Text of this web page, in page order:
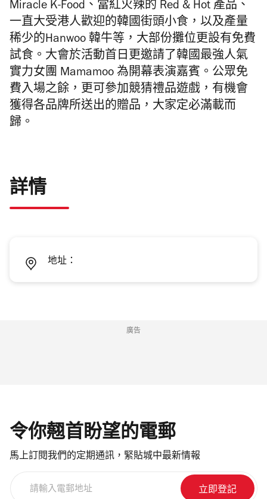
Miracle K-Food、當紅火辣的 Red & Hot 產品、
一直大受港人歡迎的韓國街頭小食，以及產量
稀少的Hanwoo 韓牛等，大部份攤位更設有免費
試食。大會於活動首日更邀請了韓國最強人氣
實力女團 Mamamoo 為開幕表演嘉賓。公眾免
費入場之餘，更可參加競猜禮品遊戲，有機會
獲得各品牌所送出的贈品，大家定必滿載而
歸。
詳情
地址：
廣告
令你翹首盼望的電郵
馬上訂閱我們的定期通訊，緊貼城中最新情報